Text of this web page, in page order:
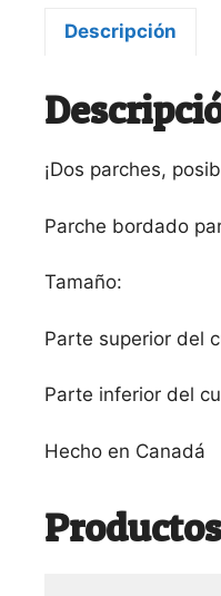
Descripción
¡Dos parches,
Parche bordado
Tamaño:
Parte superior del
Parte inferior del
Hecho en Canadá